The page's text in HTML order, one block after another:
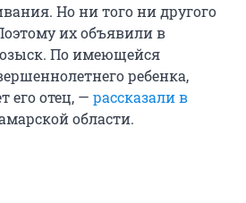
Но ни того ни другого
их объявили в
По имеющейся
ребенка,
его отец, — рассказали в
области.